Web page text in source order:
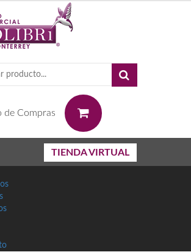
de Compras
TIENDA VIRTUAL